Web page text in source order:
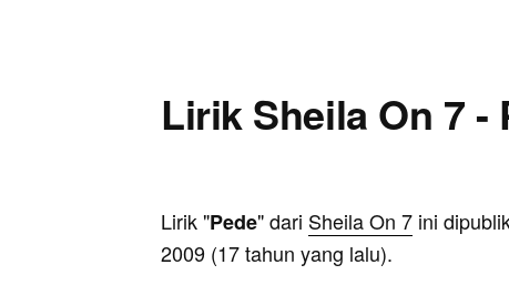
Lirik Sheila On 7 -
Lirik "Pede" dari Sheila On 7 ini
2009 (17 tahun yang lalu).